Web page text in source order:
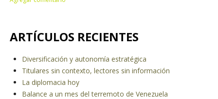
ARTÍCULOS RECIENTES
Diversificación y autonomía estratégica
Titulares sin contexto, lectores sin información
La diplomacia hoy
Balance a un mes del terremoto de Venezuela